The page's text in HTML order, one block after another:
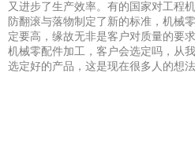
又进步了生产效率。有的国家对工程
防翻滚与落物制定了新的标准，机械
定要高，缘故无非是客户对质量的要
机械零配件加工，客户会选定吗，从
选定好的产品，这是现在很多人的想法